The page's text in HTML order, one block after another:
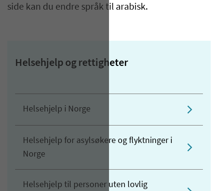
side kan du endre språk til arabisk.
Helsehjelp og rettigheter
Helsehjelp i Norge
Helsehjelp for asylsøkere og flyktninger i
Norge
Helsehjelp til personer uten lovlig